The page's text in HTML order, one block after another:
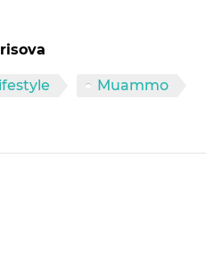
Muammo